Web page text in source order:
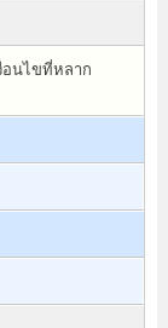
อนไขที่หลาก